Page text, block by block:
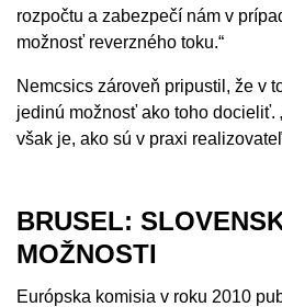
rozpočtu a zabezpečí nám v
možnosť reverzného toku.“
Nemcsics zároveň pripustil, že v
jedinú možnosť ako toho docieliť.
však je, ako sú v praxi
BRUSEL:
MOŽNOSTI
Európska komisia v roku 2010